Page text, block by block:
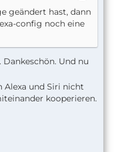
geändert hast, dann
config noch eine
Dankeschön. Und nu
Alexa und Siri nicht
kooperieren.